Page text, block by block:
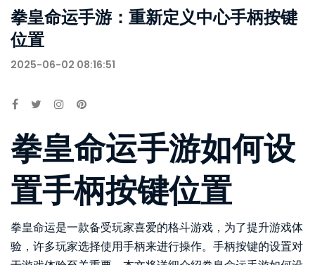
拳皇命运手游：重新定义中心手柄按键
位置
2025-06-02 08:16:51
拳皇命运手游如何设
置手柄按键位置
拳皇命运是一款备受玩家喜爱的格斗游戏，为了提升游戏体
验，许多玩家选择使用手柄来进行操作。手柄按键的设置对